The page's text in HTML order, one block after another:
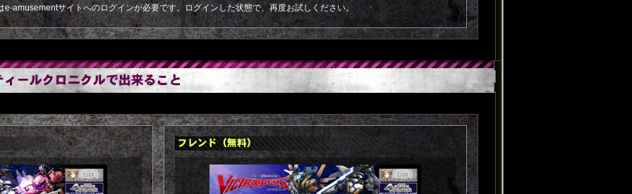
e-amusementサイトへのログインが必要です。ログインした状態で、再度お試しください。